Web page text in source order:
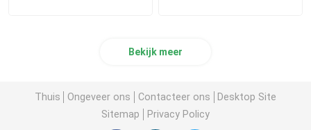
Bekijk meer
Thuis Ongeveer ons Contacteer ons
Desktop Site
Sitemap
Privacy Policy